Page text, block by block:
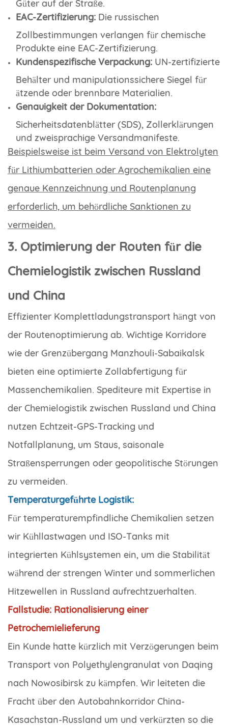
EAC-Zertifizierung: Die russischen
Zollbestimmungen verlangen für chemische
Produkte eine EAC-Zertifizierung.
Kundenspezifische Verpackung: UN-zertifizierte
Behälter und manipulationssichere Siegel für
ätzende oder brennbare Materialien.
Genauigkeit der Dokumentation:
Sicherheitsdatenblätter (SDS), Zollerklärungen
und zweisprachige Versandmanifeste.
Beispielsweise ist beim Versand von Elektrolyten
für Lithiumbatterien oder Agrochemikalien eine
genaue Kennzeichnung und Routenplanung
erforderlich, um behördliche Sanktionen zu
vermeiden.
3. Optimierung der Routen für die
Chemielogistik zwischen Russland
und China
Effizienter Komplettladungstransport hängt von
der Routenoptimierung ab. Wichtige Korridore
wie der Grenzübergang Manzhouli-Sabaikalsk
bieten eine optimierte Zollabfertigung für
Massenchemikalien. Spediteure mit Expertise in
der Chemielogistik zwischen Russland und China
nutzen Echtzeit-GPS-Tracking und
Notfallplanung, um Staus, saisonale
Straßensperrungen oder geopolitische Störungen
zu vermeiden.
Temperaturgeführte Logistik:
Für temperaturempfindliche Chemikalien setzen
wir Kühllastwagen und ISO-Tanks mit
integrierten Kühlsystemen ein, um die Stabilität
während der strengen Winter und sommerlichen
Hitzewellen in Russland aufrechtzuerhalten.
Fallstudie: Rationalisierung einer
Petrochemielieferung
Ein Kunde hatte kürzlich mit Verzögerungen beim
Transport von Polyethylengranulat von Daqing
nach Nowosibirsk zu kämpfen. Wir leiteten die
Fracht über den Autobahnkorridor China-
Kasachstan-Russland um und verkürzten so die